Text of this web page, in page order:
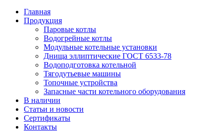
Главная
Продукция
Паровые котлы
Водогрейные котлы
Модульные котельные установки
Днища эллиптические ГОСТ 6533-78
Водоподготовка котельной
Тягодутьевые машины
Топочные устройства
Запасные части котельного оборудования
В наличии
Статьи и новости
Сертификаты
Контакты